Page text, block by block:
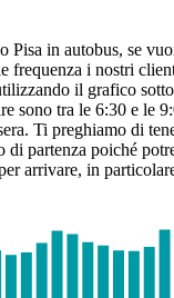
Pisa in autobus, se
frequenza i nostri
il grafico
sono tra le 6:30 e le
Ti preghiamo di
di partenza poiché
arrivare, in